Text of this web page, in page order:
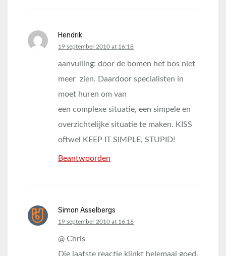
Hendrik
says:
19 september 2010 at 16:18
aanvulling: door de bomen het bos niet
meer zien. Daardoor specialisten in
moet huren om van
een complexe situatie, een simpele en
overzichtelijke situatie te maken. KISS
oftwel KEEP IT SIMPLE, STUPID!
Beantwoorden
Simon Asselbergs
says:
19 september 2010 at 16:16
@ Chris
Die laatste reactie klinkt helemaal goed.